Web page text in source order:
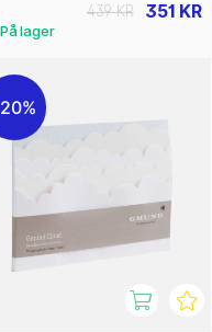
351 KR
439 KR
20%